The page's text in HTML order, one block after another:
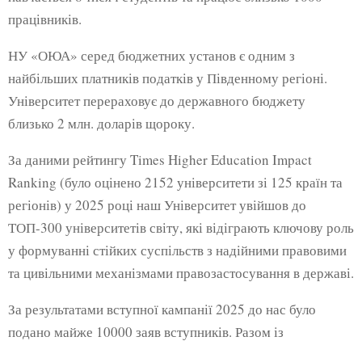
працівників.
НУ «ОЮА» серед бюджетних установ є одним з
найбільших платників податків у Південному регіоні.
Університет перераховує до державного бюджету
близько 2 млн. доларів щороку.
За даними рейтингу Times Higher Education Impact
Ranking (було оцінено 2152 університети зі 125 країн та
регіонів) у 2025 році наш Університет увійшов до
ТОП-300 університетів світу, які відіграють ключову роль
у формуванні стійких суспільств з надійними правовими
та цивільними механізмами правозастосування в державі.
За результатами вступної кампанії 2025 до нас було
подано майже 10000 заяв вступників. Разом із